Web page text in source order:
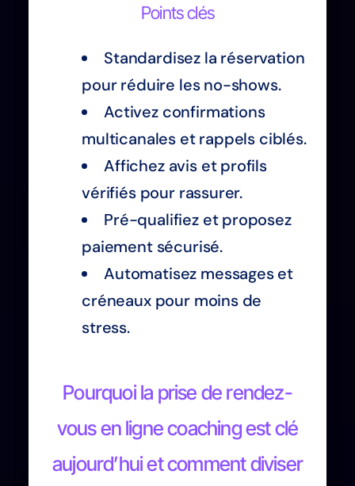
Points clés
Standardisez la réservation
pour réduire les no-shows.
Activez confirmations
multicanales et rappels ciblés.
Affichez avis et profils
vérifiés pour rassurer.
Pré-qualifiez et proposez
paiement sécurisé.
Automatisez messages et
créneaux pour moins de
stress.
Pourquoi la prise de rendez-
vous en ligne coaching est clé
aujourd’hui et comment diviser